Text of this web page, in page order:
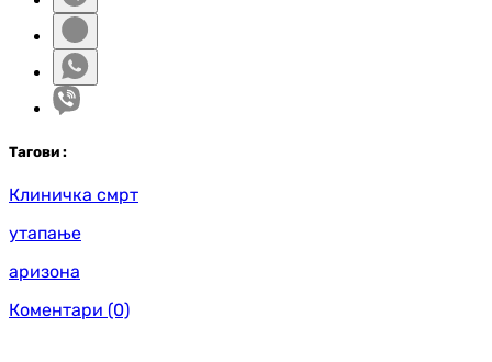
Тагови :
Клиничка смрт
утапање
аризона
Коментари (0)